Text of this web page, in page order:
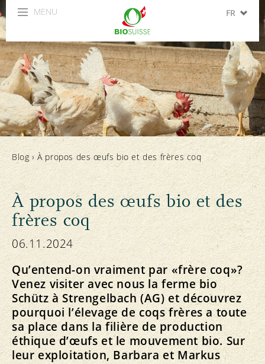
MENU FR
IT
EN
ES
Blog›À propos des œufs bio et des frères coq
À propos des œufs bio et des
frères coq
06.11.2024
Qu’entend-on vraiment par «frère coq»?
Venez visiter avec nous la ferme bio
Schütz à Strengelbach (AG) et découvrez
pourquoi l’élevage de coqs frères a toute
sa place dans la filière de production
éthique d’œufs et le mouvement bio. Sur
leur exploitation, Barbara et Markus